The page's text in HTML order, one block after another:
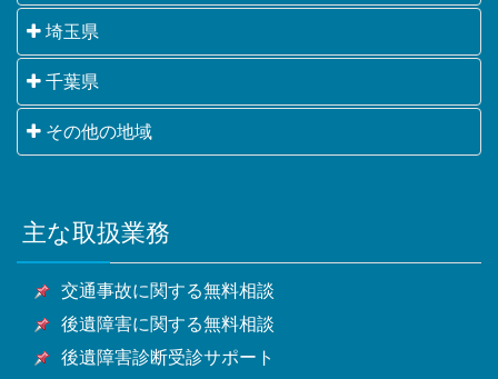
千代田区・中央区・港区・新宿区・文京区・台東区・
墨田区・江東区・品川区・目黒区・大田区・世田谷
区・渋谷区・中野区・杉並区・豊島区・北区・荒川
区・板橋区・練馬区・足立区・葛飾区・江戸川区・八
王子市・立川市・武蔵野市・三鷹市・青梅市・府中
市・東大和市・清瀬市・東久留米市・武蔵村山市・多
摩市・稲城市・羽村市・あきる野市・西東京市他東京
都全域
埼玉県
さいたま市・川越市・熊谷市・川口市・行田市・秩父
市・所沢市・飯能市・加須市・本庄市・東松山市・春
日部市・狭山市・羽生市・鴻巣市・深谷市・上尾市・
潮市・富士見市・三郷市・蓮田市・坂戸市・幸手市・
鶴ヶ島市・日高市・吉川市・ふじみ野市・白岡市他埼
千葉県
千葉市・銚子市・市川市・船橋市・館山市・木更津
市・松戸市・野田市・茂原市・成田市・佐倉市・東金
市・富津市・浦安市・四街道市・袖ケ浦市・八街市・
印西市・白井市・富里市・南房総市・匝瑳市・香取
市・山武市・いすみ市・大網白里市他千葉県全域
その他の地域
甲府市・山梨市・南アルプス市他山梨県全域・長野
県・静岡県等
主な取扱業務
交通事故に関する無料相談
後遺障害に関する無料相談
後遺障害診断受診サポート